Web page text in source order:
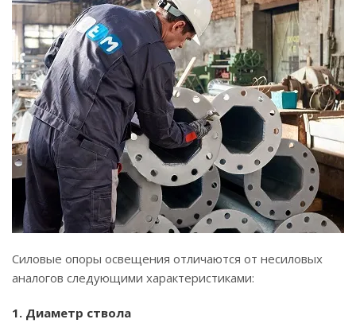
Силовые опоры освещения отличаются от несиловых
аналогов следующими характеристиками:
1. Диаметр ствола